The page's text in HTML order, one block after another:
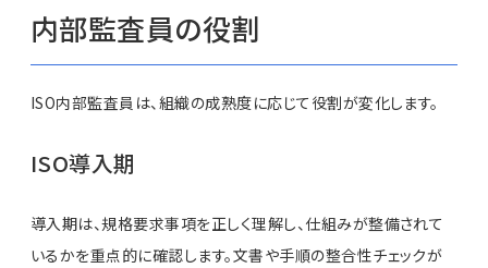
内部監査員の役割
ISO内部監査員は、組織の成熟度に応じて役割が変化します。
ISO導入期
導入期は、規格要求事項を正しく理解し、仕組みが整備されて
いるかを重点的に確認します。文書や手順の整合性チェックが